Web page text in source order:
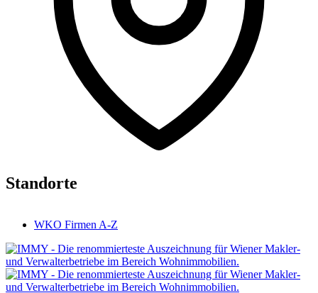
Standorte
WKO Firmen A-Z